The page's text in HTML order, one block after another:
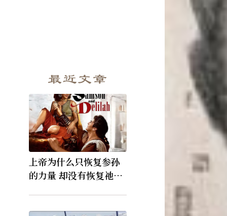
最近文章
上帝为什么只恢复参孙
的力量 却没有恢复祂的